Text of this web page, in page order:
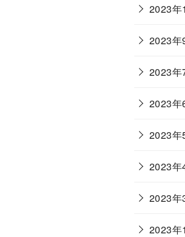
2023年
2023年
2023年
2023年
2023年
2023年
2023年
2023年